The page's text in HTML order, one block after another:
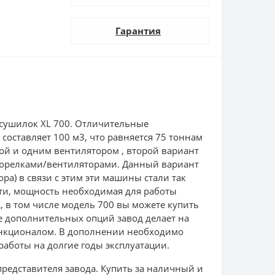
Гарантия
XL 700. Отличительные
100 м3, что равняется 75 тоннам
и одним вентилятором , второй вариант
вентиляторами. Данный вариант
в связи с этим эти машины стали так
мощность необходимая для работы
в том числе модель 700 вы можете купить
опций завод делает на
В дополнении необходимо
на долгие годы эксплуатации.
завода. Купить за наличный и